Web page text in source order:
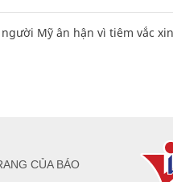
Mỹ ân hận vì tiêm vắc xin
CỦA BÁO